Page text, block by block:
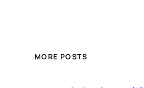
MORE POSTS